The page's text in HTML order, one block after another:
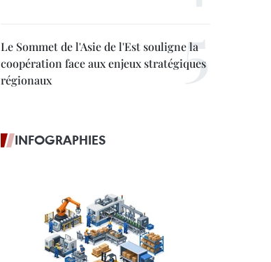
Le Sommet de l'Asie de l'Est souligne la
coopération face aux enjeux stratégiques
régionaux
INFOGRAPHIES